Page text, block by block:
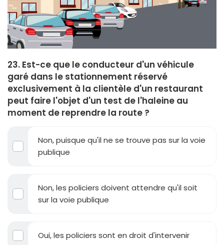
23. Est-ce que le conducteur d'un véhicule
garé dans le stationnement réservé
exclusivement à la clientèle d'un restaurant
peut faire l'objet d'un test de l'haleine au
moment de reprendre la route ?
Non, puisque qu'il ne se trouve pas sur la voie
publique
Non, les policiers doivent attendre qu'il soit
sur la voie publique
Oui, les policiers sont en droit d'intervenir